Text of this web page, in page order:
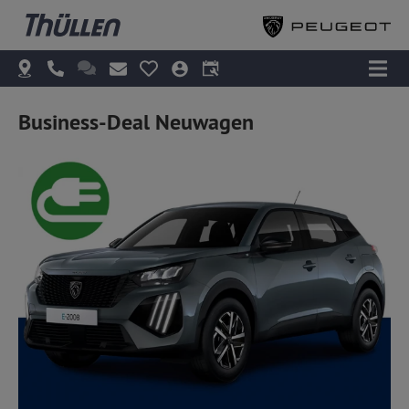
Business-Deal Neuwagen